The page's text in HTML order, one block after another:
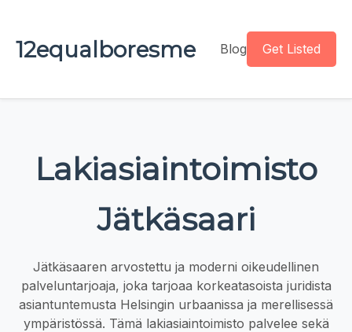
12equalboresme Blog Get Listed
Lakiasiaintoimisto
Jätkäsaari
Jätkäsaaren arvostettu ja moderni oikeudellinen
palveluntarjoaja, joka tarjoaa korkeatasoista juridista
asiantuntemusta Helsingin urbaanissa ja merellisessä
ympäristössä. Tämä lakiasiaintoimisto palvelee sekä